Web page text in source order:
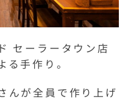
セーラータウン店
手作り。
んが全員で作り上げ